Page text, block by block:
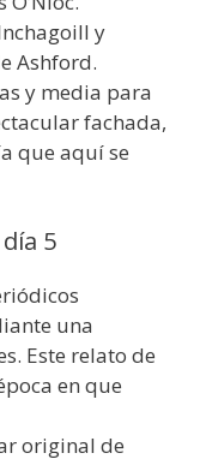
y
Ashford.
y media para
fachada,
que aquí se
5
una
Este relato de
en que
original de